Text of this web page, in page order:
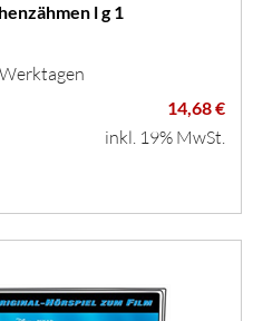
l g 1
14,68 €
inkl. 19% MwSt.